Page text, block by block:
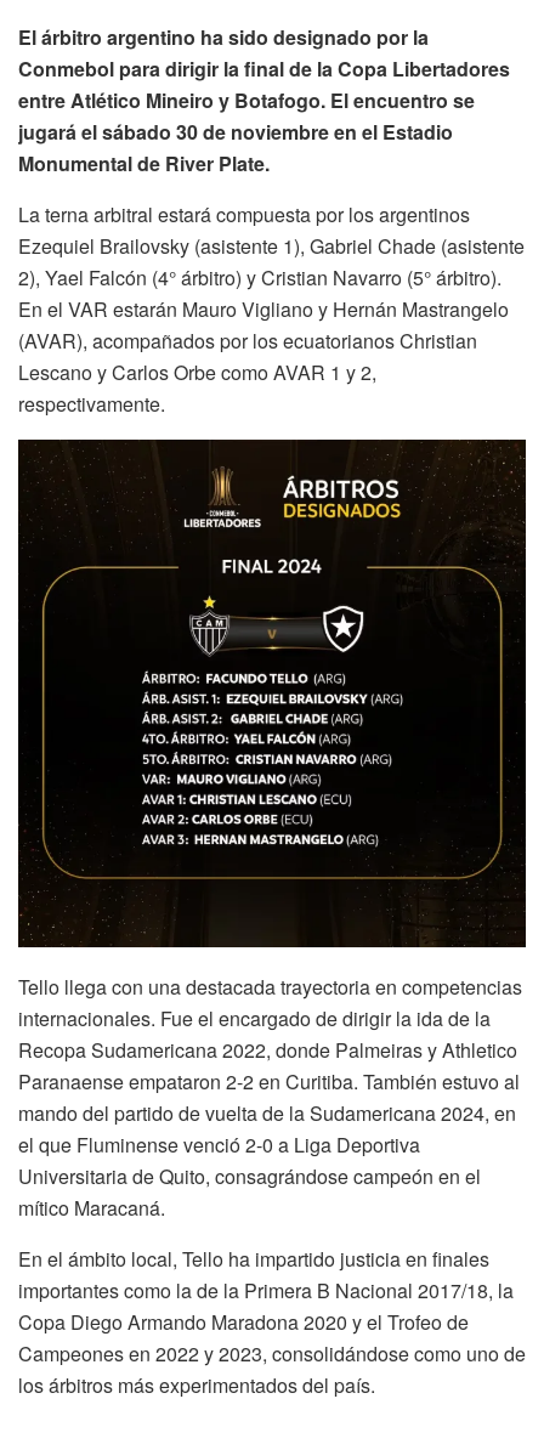
El árbitro argentino ha sido designado por la
Conmebol para dirigir la final de la Copa Libertadores
entre Atlético Mineiro y Botafogo. El encuentro se
jugará el sábado 30 de noviembre en el Estadio
Monumental de River Plate.
La terna arbitral estará compuesta por los argentinos
Ezequiel Brailovsky (asistente 1), Gabriel Chade (asistente
2), Yael Falcón (4° árbitro) y Cristian Navarro (5° árbitro).
En el VAR estarán Mauro Vigliano y Hernán Mastrangelo
(AVAR), acompañados por los ecuatorianos Christian
Lescano y Carlos Orbe como AVAR 1 y 2,
respectivamente.
Tello llega con una destacada trayectoria en competencias
internacionales. Fue el encargado de dirigir la ida de la
Recopa Sudamericana 2022, donde Palmeiras y Athletico
Paranaense empataron 2-2 en Curitiba. También estuvo al
mando del partido de vuelta de la Sudamericana 2024, en
el que Fluminense venció 2-0 a Liga Deportiva
Universitaria de Quito, consagrándose campeón en el
mítico Maracaná.
En el ámbito local, Tello ha impartido justicia en finales
importantes como la de la Primera B Nacional 2017/18, la
Copa Diego Armando Maradona 2020 y el Trofeo de
Campeones en 2022 y 2023, consolidándose como uno de
los árbitros más experimentados del país.